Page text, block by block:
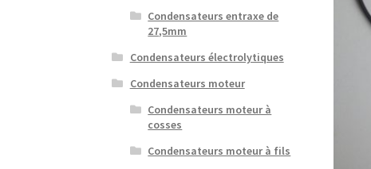
Condensateurs entraxe de
27,5mm
Condensateurs électrolytiques
Condensateurs moteur
Condensateurs moteur à
cosses
Condensateurs moteur à fils